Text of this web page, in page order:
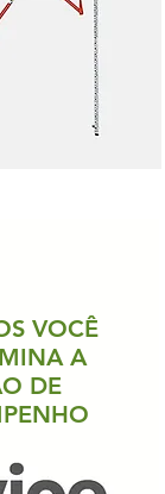
VOCÊ
A
DE